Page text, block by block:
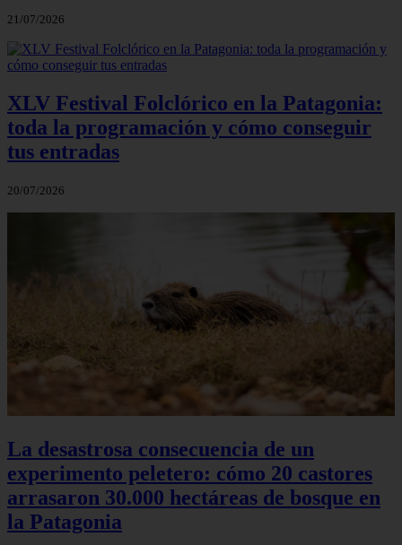
21/07/2026
XLV Festival Folclórico en la Patagonia:
toda la programación y cómo conseguir
tus entradas
20/07/2026
La desastrosa consecuencia de un
experimento peletero: cómo 20 castores
arrasaron 30.000 hectáreas de bosque en
la Patagonia